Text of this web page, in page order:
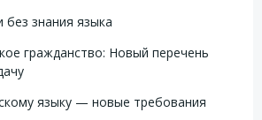
без знания языка
гражданство: Новый перечень
языку — новые требования